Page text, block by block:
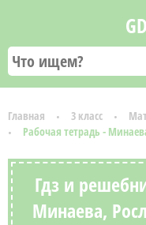
Главная 3 класс
Рабочая тетрадь -
Гдз и
Минаева,